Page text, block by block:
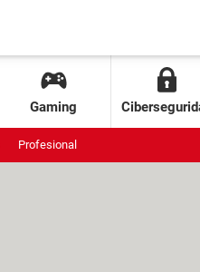
Gaming
Profesional